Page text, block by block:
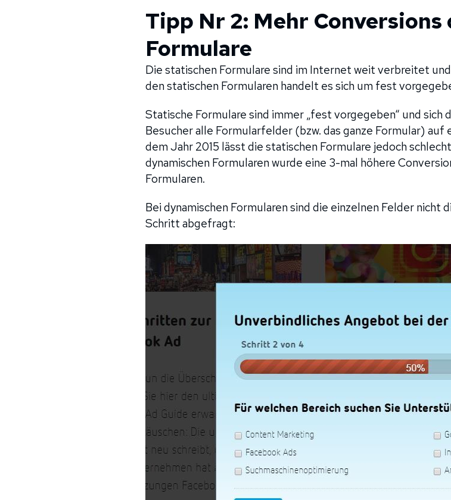
Tipp Nr 2: Mehr
Formulare
Die statischen Formulare sind im Internet weit verbreitet
den statischen Formularen handelt es sich um fest
Statische Formulare sind immer „fest vorgegeben“ und sich
Besucher alle Formularfelder (bzw. das ganze Formular) auf
dem Jahr 2015 lässt die statischen Formulare jedoch
dynamischen Formularen wurde eine 3-mal höhere
Formularen.
Bei dynamischen Formularen sind die einzelnen Felder
Schritt abgefragt: